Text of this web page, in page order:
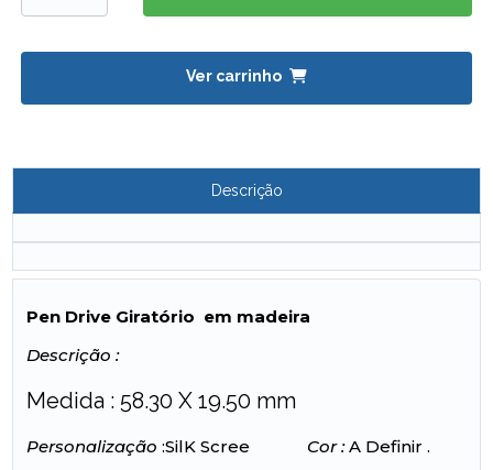
Ver carrinho
Descrição
Pen Drive Giratório em madeira
Descrição :
Medida : 58.30 X 19.50 mm
Personalização:SilK Scree Cor :A Definir .